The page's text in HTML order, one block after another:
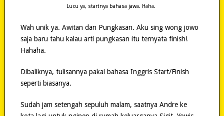
Lucu ya, startnya bahasa jawa. Haha.
Wah unik ya. Awitan dan Pungkasan. Aku sing wong jowo
saja baru tahu kalau arti pungkasan itu ternyata finish!
Hahaha.
Dibaliknya, tulisannya pakai bahasa Inggris Start/Finish
seperti biasanya.
Sudah jam setengah sepuluh malam, saatnya Andre ke